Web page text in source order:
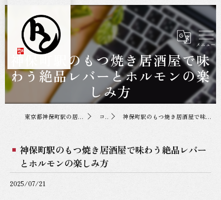
神保町駅のもつ焼き居酒屋で味
わう絶品レバーとホルモンの楽
しみ方
東京都神保町駅の居酒屋なら神保町トンちゃん コラム 神保町駅のもつ焼き居酒屋で味わう絶品レバーとホルモンの楽しみ方
神保町駅のもつ焼き居酒屋で味わう絶品レバー
とホルモンの楽しみ方
2025/07/21